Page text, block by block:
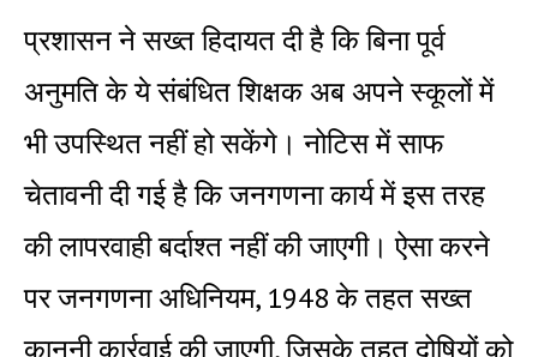
प्रशासन ने सख्त हिदायत दी है कि बिना पूर्व
अनुमति के ये संबंधित शिक्षक अब अपने स्कूलों में
भी उपस्थित नहीं हो सकेंगे। नोटिस में साफ
चेतावनी दी गई है कि जनगणना कार्य में इस तरह
की लापरवाही बर्दाश्त नहीं की जाएगी। ऐसा करने
पर जनगणना अधिनियम, 1948 के तहत सख्त
कानूनी कार्रवाई की जाएगी, जिसके तहत दोषियों को